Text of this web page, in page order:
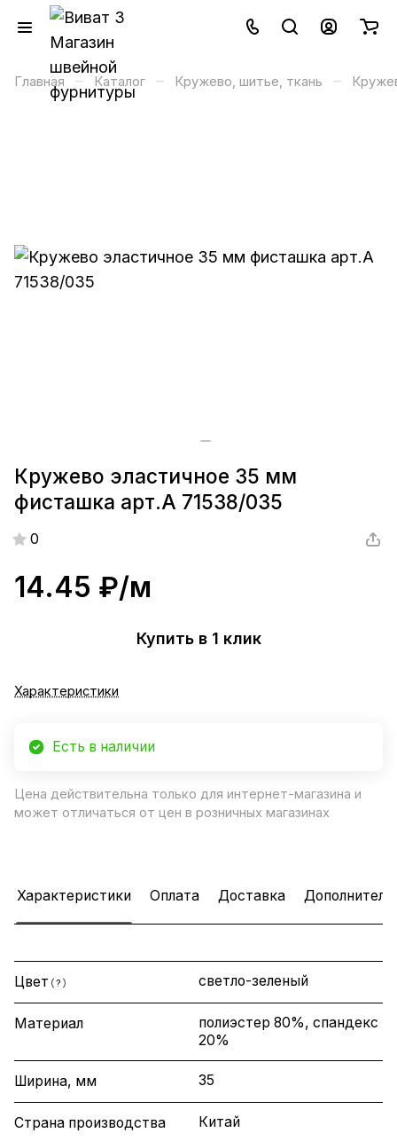
Главная – Каталог – Кружево, шитье, ткань –
Кружево эластичное 35 мм
фисташка арт.А 71538/035
0
14.45 ₽/м
Купить в 1 клик
Характеристики
Есть в наличии
Цена действительна только для интернет-магазина и
может отличаться от цен в розничных магазинах
Характеристики Оплата Доставка
Цвет ? светло-зеленый
Материал
полиэстер 80%, спандекс
20%
Ширина, мм 35
Страна производства Китай